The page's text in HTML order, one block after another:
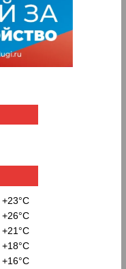
+23°C
+26°C
+21°C
+18°C
+16°C